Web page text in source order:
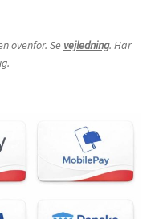
ovenfor. Se vejledning. Har